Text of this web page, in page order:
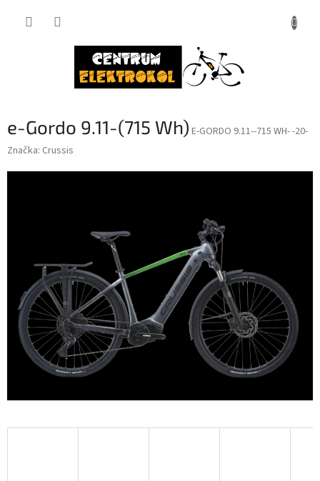
e-Gordo 9.11-(715 Wh) E-GORDO 9.11--715 WH- -20-
Značka: Crussis